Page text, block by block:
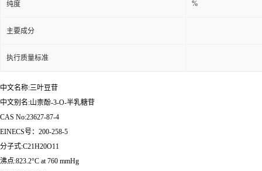
纯度 %
主要成分
执行质量标准
中文名称:三叶豆苷
中文别名:山柰酚-3-O-半乳糖苷
CAS No:23627-87-4
EINECS号：200-258-5
分子式:C21H20O11
沸点:823.2°C at 760 mmHg